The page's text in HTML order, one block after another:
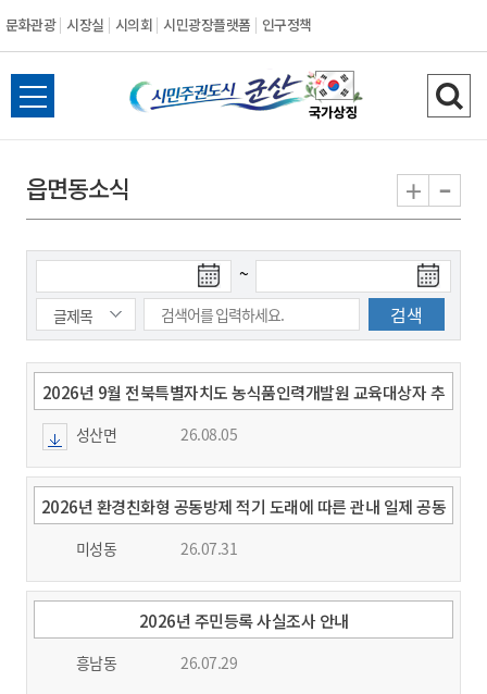
문화관광 시장실 시의회 시민광장플랫폼 인구정책
시
민
권
도
시
군
산
전
체
뉴
열
검
색
기
읍면동소식 + -
색
시
일
~
색
종
일
2026년 9월 전북특별자치도 농식품인력개발원 교육대상자 추
천 요청
성산면 26.08.05
2026년 환경친화형 공동방제 적기 도래에 따른 관내 일제 공동
방제 실시 알림
미성동 26.07.31
2026년 주민등록 사실조사 안내
흥남동 26.07.29